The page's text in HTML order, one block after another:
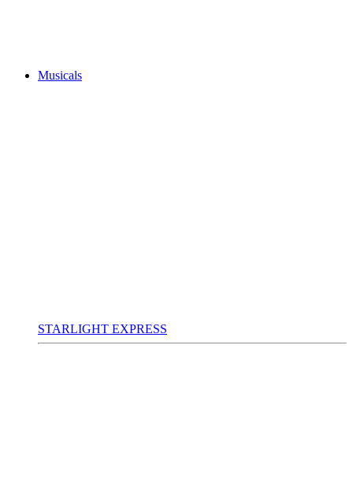
Musicals
STARLIGHT EXPRESS